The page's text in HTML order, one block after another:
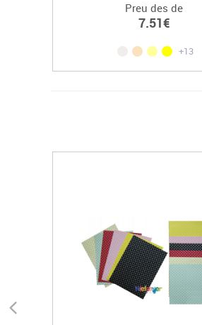
Preu des de
7.51€
+13